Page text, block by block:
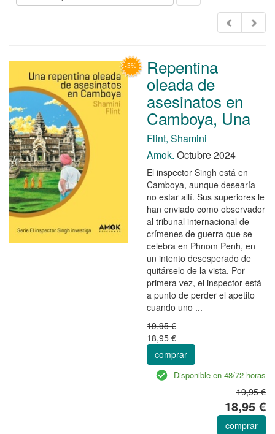
Repentina
oleada de
asesinatos en
Camboya, Una
Flint, Shamini
Amok. Octubre 2024
El inspector Singh está en
Camboya, aunque desearía
no estar allí. Sus superiores le
han enviado como observador
al tribunal internacional de
crímenes de guerra que se
celebra en Phnom Penh, en
un intento desesperado de
quitárselo de la vista. Por
primera vez, el inspector está
a punto de perder el apetito
cuando uno ...
19,95 €
18,95 €
comprar
Disponible en 48/72 horas
19,95 €
18,95 €
comprar